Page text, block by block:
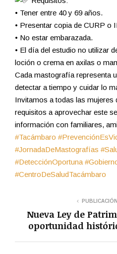
• Tener entre 40 y 69 años.
• Presentar copia de CURP o
• No estar embarazada.
• El día del estudio no utilizar
loción o crema en axilas o
Cada mastografía representa
detectar a tiempo y cuidar lo
Invitamos a todas las mujeres
requisitos a aprovechar este
información con familiares,
#Tacámbaro
#JornadaDeMastografías
#DetecciónOportuna
#CentroDeSaludTacámbaro
Nueva Ley de
oportunidad